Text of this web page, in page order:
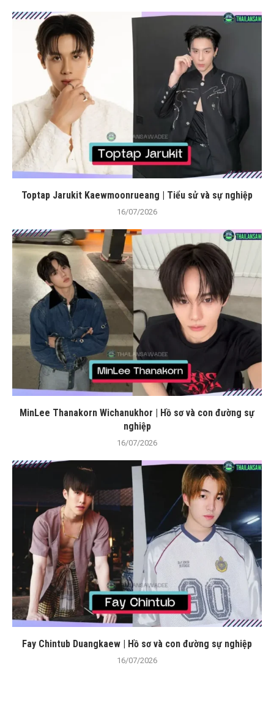
Toptap Jarukit Kaewmoonrueang | Tiểu sử và sự nghiệp
16/07/2026
MinLee Thanakorn Wichanukhor | Hồ sơ và con đường sự
nghiệp
16/07/2026
Fay Chintub Duangkaew | Hồ sơ và con đường sự nghiệp
16/07/2026